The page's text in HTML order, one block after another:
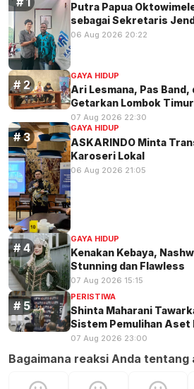
Putra Papua
sebagai Sekretaris
06 Aug 2026 20:22
GAYA HIDUP
Ari Lesmana, Pas Band,
Getarkan Lombok
07 Aug 2026 22:30
GAYA HIDUP
ASKARINDO Minta
Karoseri Lokal
06 Aug 2026 21:05
GAYA HIDUP
Kenakan Kebaya,
Stunning dan Flawless
07 Aug 2026 15:15
PERISTIWA
Shinta Maharani
Sistem Pemulihan Aset
07 Aug 2026 23:00
Bagaimana reaksi Anda tentang